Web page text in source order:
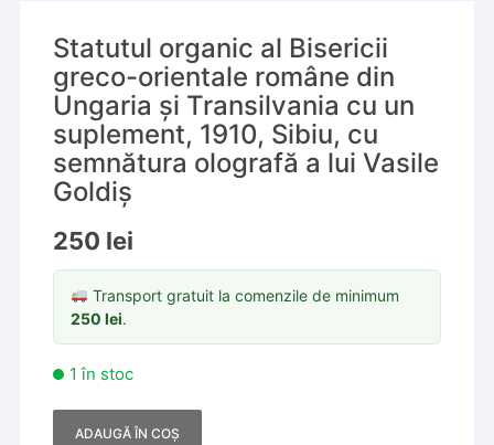
Statutul organic al Bisericii
greco-orientale române din
Ungaria și Transilvania cu un
suplement, 1910, Sibiu, cu
semnătura olografă a lui Vasile
Goldiș
250 lei
Transport gratuit la comenzile de minimum
250lei.
1 în stoc
ADAUGĂ ÎN COȘ